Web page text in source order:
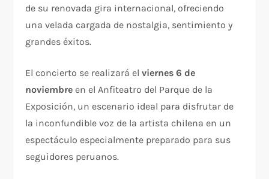
de su renovada gira internacional, ofreciendo
una velada cargada de nostalgia, sentimiento y
grandes éxitos.
El concierto se realizará elviernes 6 de
noviembre en el Anfiteatro del Parque de la
Exposición, un escenario ideal para disfrutar de
la inconfundible voz de la artista chilena en un
espectáculo especialmente preparado para sus
seguidores peruanos.